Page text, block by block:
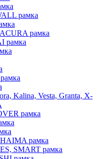
рамка
рамка
рамка
Kalina, Vesta, Granta, X-
рамка
рамка
SMART рамка